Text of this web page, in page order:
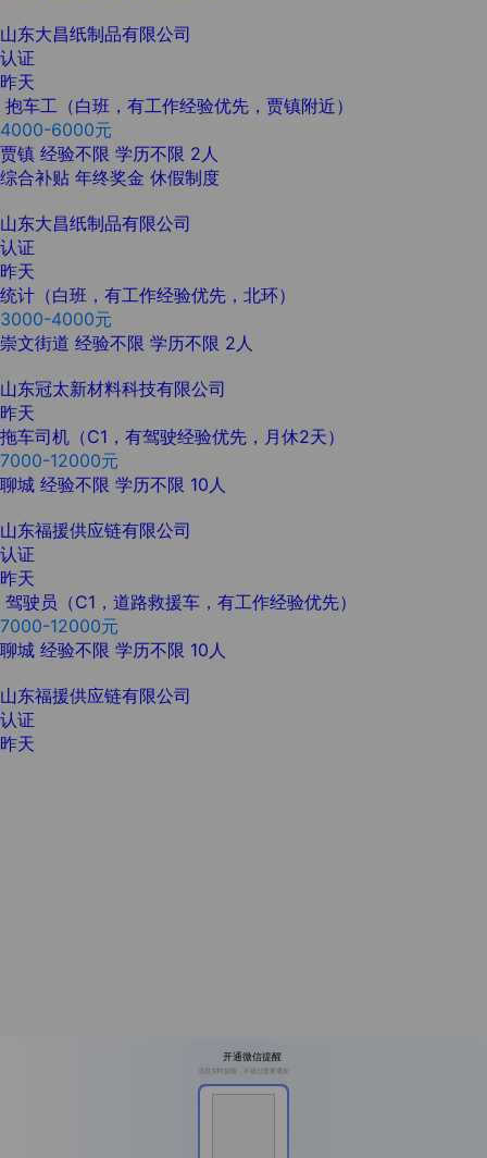
山东大昌纸制品有限公司
认证
昨天
抱车工（白班，有工作经验优先，贾镇附近）
4000-6000元
贾镇 经验不限 学历不限 2人
综合补贴 年终奖金 休假制度
山东大昌纸制品有限公司
认证
昨天
统计（白班，有工作经验优先，北环）
3000-4000元
崇文街道 经验不限 学历不限 2人
山东冠太新材料科技有限公司
昨天
拖车司机（C1，有驾驶经验优先，月休2天）
7000-12000元
聊城 经验不限 学历不限 10人
山东福援供应链有限公司
认证
昨天
驾驶员（C1，道路救援车，有工作经验优先）
7000-12000元
聊城 经验不限 学历不限 10人
山东福援供应链有限公司
认证
昨天
开通微信提醒
消息实时提醒，不错过重要通知